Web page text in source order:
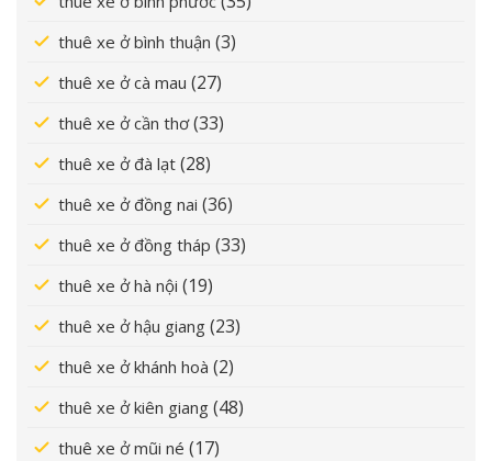
thuê xe ở bình thuận (3)
thuê xe ở cà mau (27)
thuê xe ở cần thơ(33)
thuê xe ở đà lạt (28)
thuê xe ở đồng nai (36)
thuê xe ở đồng tháp (33)
thuê xe ở hà nội (19)
thuê xe ở hậu giang (23)
thuê xe ở khánh hoà (2)
thuê xe ở kiên giang (48)
thuê xe ở mũi né (17)